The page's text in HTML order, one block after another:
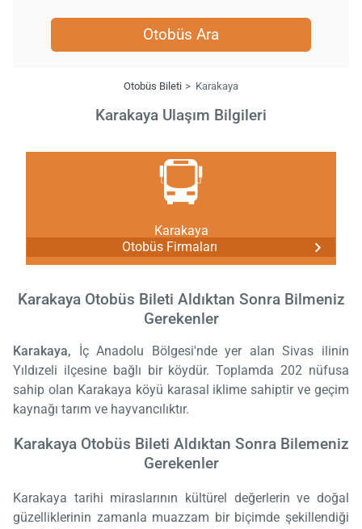
Otobüs Ara
Otobüs Bileti Karakaya
Karakaya Ulaşım Bilgileri
Karakaya
Otobüs Firmaları
Karakaya Otobüs Bileti Aldıktan Sonra Bilmeniz
Gerekenler
Karakaya, İç Anadolu Bölgesi'nde yer alan Sivas ilinin
Yıldızeli ilçesine bağlı bir köydür. Toplamda 202 nüfusa
sahip olan Karakaya köyü karasal iklime sahiptir ve geçim
kaynağı tarım ve hayvancılıktır.
Karakaya Otobüs Bileti Aldıktan Sonra Bilemeniz
Gerekenler
Karakaya tarihi miraslarının kültürel değerlerin ve doğal
güzelliklerinin zamanla muazzam bir biçimde şekillendiği